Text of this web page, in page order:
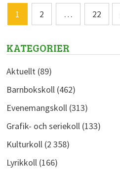
Sidnumrering
för
inlägg
1 2 … 22
KATEGORIER
Aktuellt (89)
Barnbokskoll (462)
Evenemangskoll (313)
Grafik- och seriekoll (133)
Kulturkoll (2 358)
Lyrikkoll (166)